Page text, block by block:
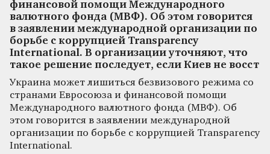
финансовой помощи Международного
валютного фонда (МВФ). Об этом говорится
в заявлении международной организации по
борьбе с коррупцией Transparency
International. В организации уточняют, что
такое решение последует, если Киев не восст
Украина может лишиться безвизового режима со
странами Евросоюза и финансовой помощи
Международного валютного фонда (МВФ). Об
этом говорится в заявлении международной
организации по борьбе с коррупцией Transparency
International.